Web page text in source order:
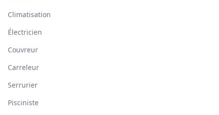
Climatisation
Électricien
Couvreur
Carreleur
Serrurier
Pisciniste